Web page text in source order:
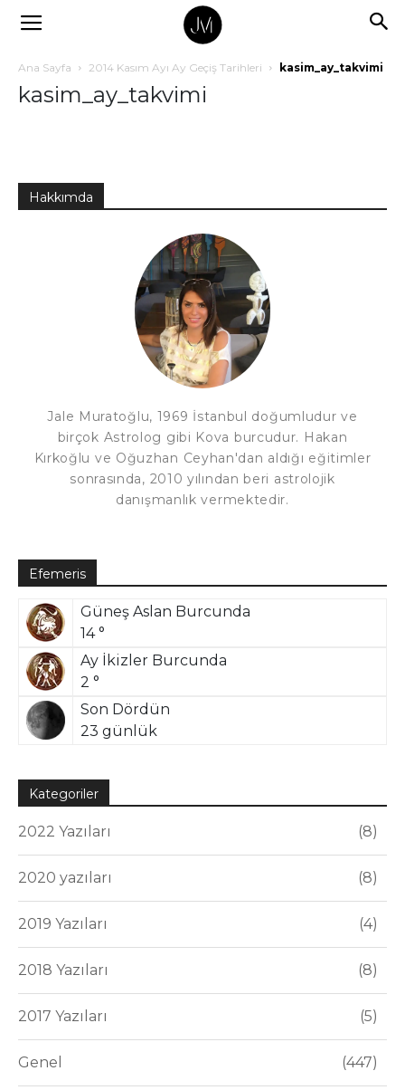
Ana Sayfa 2014 Kasım Ayı Ay Geçiş Tarihleri kasim_ay_takvimi
kasim_ay_takvimi
Hakkımda
Jale Muratoğlu, 1969 İstanbul doğumludur ve
birçok Astrolog gibi Kova burcudur. Hakan
Kırkoğlu ve Oğuzhan Ceyhan'dan aldığı eğitimler
sonrasında, 2010 yılından beri astrolojik
danışmanlık vermektedir.
Efemeris
Güneş Aslan Burcunda
14 °
Ay İkizler Burcunda
2 °
Son Dördün
23 günlük
Kategoriler
2022 Yazıları 8
2020 yazıları 8
2019 Yazıları 4
2018 Yazıları 8
2017 Yazıları 5
Genel 447